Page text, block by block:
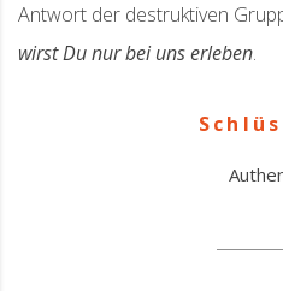
Antwort der destruktiven
wirst Du nur bei uns erleben.